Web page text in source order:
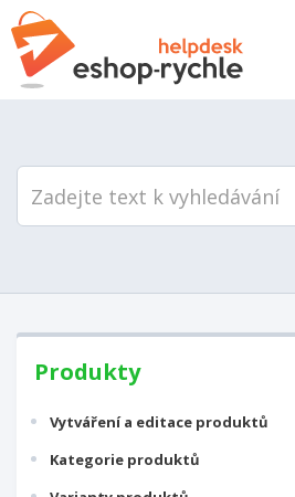
Produkty
Vytváření a editace produktů
Kategorie produktů